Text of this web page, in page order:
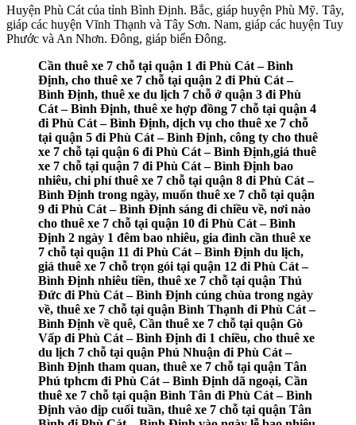
Huyện Phù Cát của tỉnh Bình Định. Bắc, giáp huyện Phù Mỹ. Tây,
giáp các huyện Vĩnh Thạnh và Tây Sơn. Nam, giáp các huyện Tuy
Phước và An Nhơn. Đông, giáp biển Đông.
Cần thuê xe 7 chỗ tại quận 1 đi Phù Cát – Bình
Định, cho thuê xe 7 chỗ tại quận 2 đi Phù Cát –
Bình Định, thuê xe du lịch 7 chỗ ở quận 3 đi Phù
Cát – Bình Định, thuê xe hợp đồng 7 chỗ tại quận 4
đi Phù Cát – Bình Định, dịch vụ cho thuê xe 7 chỗ
tại quận 5 đi Phù Cát – Bình Định, công ty cho thuê
xe 7 chỗ tại quận 6 đi Phù Cát – Bình Định,giá thuê
xe 7 chỗ tại quận 7 đi Phù Cát – Bình Định bao
nhiêu, chi phí thuê xe 7 chỗ tại quận 8 đi Phù Cát –
Bình Định trong ngày, muốn thuê xe 7 chỗ tại quận
9 đi Phù Cát – Bình Định sáng đi chiều về, nơi nào
cho thuê xe 7 chỗ tại quận 10 đi Phù Cát – Bình
Định 2 ngày 1 đêm bao nhiêu, gia đình cần thuê xe
7 chỗ tại quận 11 đi Phù Cát – Bình Định du lịch,
giá thuê xe 7 chỗ trọn gói tại quận 12 đi Phù Cát –
Bình Định nhiêu tiền, thuê xe 7 chỗ tại quận Thủ
Đức đi Phù Cát – Bình Định cúng chùa trong ngày
về, thuê xe 7 chỗ tại quận Bình Thạnh đi Phù Cát –
Bình Định về quê, Cần thuê xe 7 chỗ tại quận Gò
Vấp đi Phù Cát – Bình Định đi 1 chiều, cho thuê xe
du lịch 7 chỗ tại quận Phú Nhuận đi Phù Cát –
Bình Định tham quan, thuê xe 7 chỗ tại quận Tân
Phú tphcm đi Phù Cát – Bình Định dã ngoại, Cần
thuê xe 7 chỗ tại quận Bình Tân đi Phù Cát – Bình
Định vào dịp cuối tuần, thuê xe 7 chỗ tại quận Tân